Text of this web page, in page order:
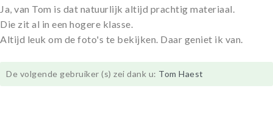
Ja, van Tom is dat natuurlijk altijd prachtig materiaal.
Die zit al in een hogere klasse.
Altijd leuk om de foto's te bekijken. Daar geniet ik van.
De volgende gebruiker (s) zei dank u: Tom Haest